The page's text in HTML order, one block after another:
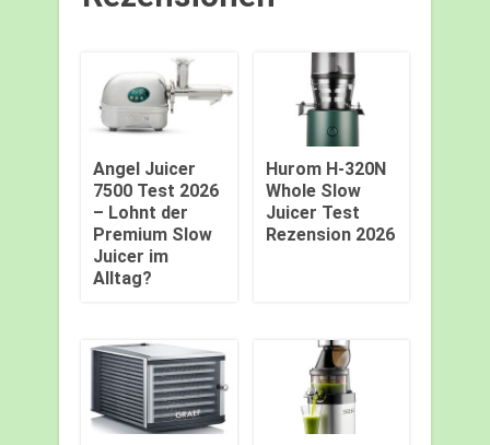
Angel Juicer
7500 Test 2026
– Lohnt der
Premium Slow
Juicer im
Alltag?
Hurom H-320N
Whole Slow
Juicer Test
Rezension 2026